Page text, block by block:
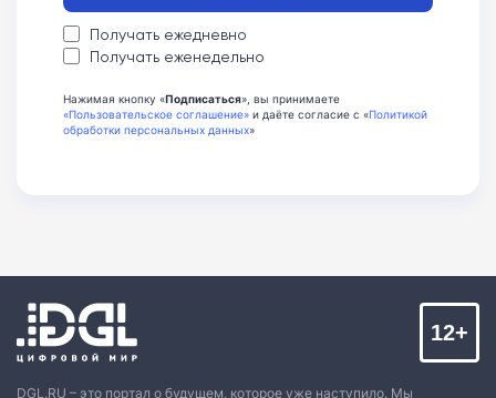
Получать ежедневно
Получать еженедельно
Нажимая кнопку «Подписаться», вы принимаете
«Пользовательское соглашение» и даёте согласие с «Политикой
обработки персональных данных»
DGL.RU – это портал о будущем, которое уже наступило. Мы
12+